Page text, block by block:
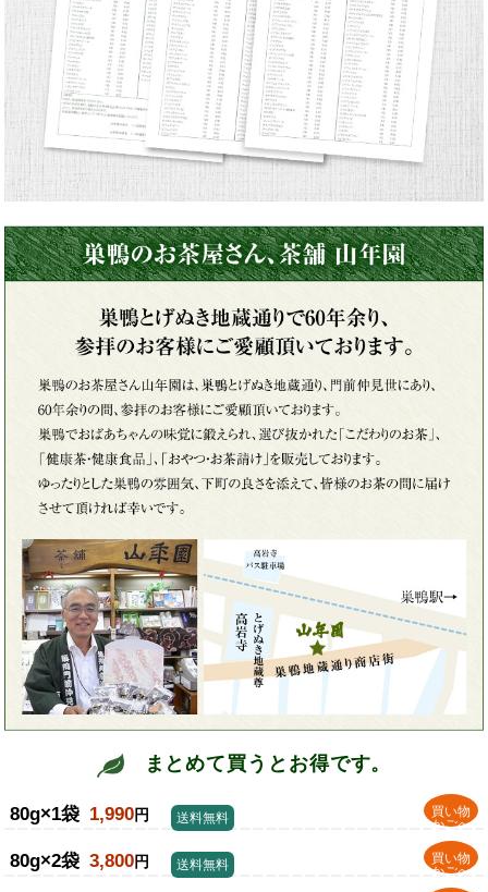
まとめて買うとお得です。
80g×1袋 1,990円
買い物
かごへ
送料無料
80g×2袋 3,800円
買い物
かごへ
送料無料